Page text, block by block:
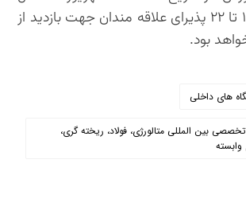
جاری از ساعت ۱۶ تا ۲۲ پذیرای علاقه مندان جهت بازدید از
بود.
های داخلی
بین المللی متالورژی، فولاد، ریخته گری،